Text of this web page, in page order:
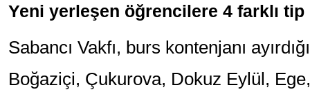
Yeni yerleşen öğrencilere 4 farklı tip
Sabancı Vakfı, burs kontenjanı
Boğaziçi, Çukurova, Dokuz Eylül,